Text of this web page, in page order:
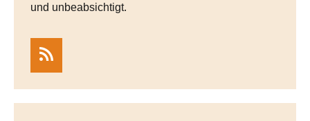
und unbeabsichtigt.